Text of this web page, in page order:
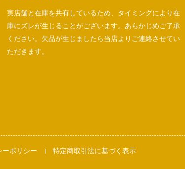
実店舗と在庫を共有しているため、タイミングにより在
庫にズレが生じることがございます。あらかじめご了承
ください。欠品が生じましたら当店よりご連絡させてい
ただきます。
ーポリシー 特定商取引法に基づく表示